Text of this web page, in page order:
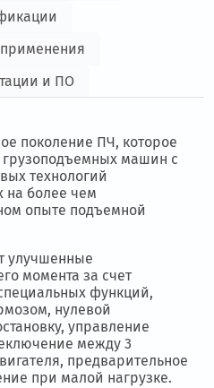
и ПО
поколение ПЧ, которое
грузоподъемных машин с
технологий
на более чем
опыте подъемной
улучшенные
момента за счет
функций,
нулевой
управление
между 3
предварительное
при малой нагрузке.